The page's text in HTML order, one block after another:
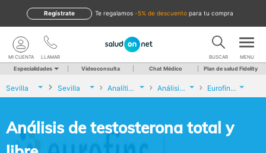
te regalamos -5% de descuento para tu compra
Regístrate
LLAMAR
MI CUENTA BUSCAR MENU
Especialidades Videoconsulta Chat Médico Plan de salud Fidelity
Sevilla Sevilla Analíticas y Genética Análisis de testosterona total y libre Eurofins Análisis Clínicos Ramón Carande
Análisis de testosterona total y